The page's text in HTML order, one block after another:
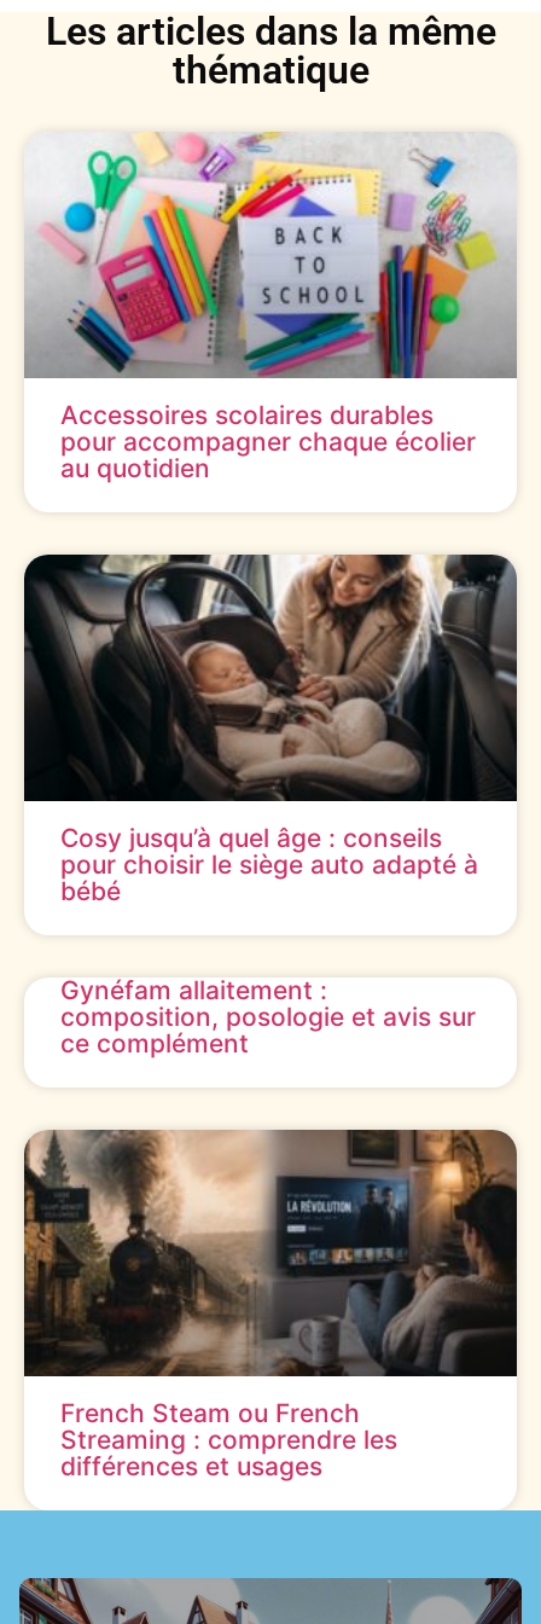
Les articles dans la même
thématique
Accessoires scolaires durables
pour accompagner chaque écolier
au quotidien
Cosy jusqu’à quel âge : conseils
pour choisir le siège auto adapté à
bébé
Gynéfam allaitement :
composition, posologie et avis sur
ce complément
French Steam ou French
Streaming : comprendre les
différences et usages